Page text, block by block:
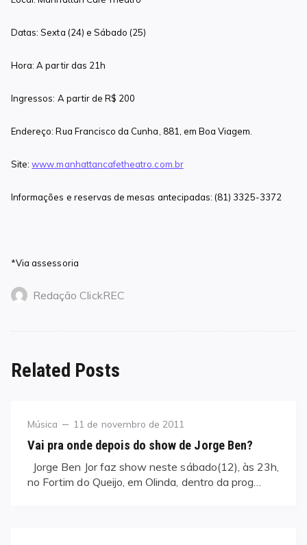
Datas: Sexta (24) e Sábado (25)
Hora: A partir das 21h
Ingressos: A partir de R$ 200
Endereço: Rua Francisco da Cunha, 881, em Boa Viagem.
Site:www.manhattancafetheatro.com.br
Informações e reservas de mesas antecipadas: (81) 3325-3372
*Via assessoria
Redação ClickREC
Related Posts
Category
Música
Posted
11 de novembro de 2011
Vai pra onde depois do show de Jorge Ben?
Jorge Ben Jor faz show neste sábado(12), às 23h,
no Fortim do Queijo, em Olinda, dentro da prog…